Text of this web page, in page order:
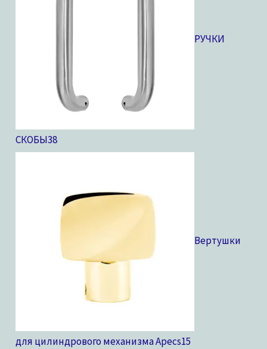
РУЧКИ
СКОБЫ38
Вертушки
для цилиндрового механизма Apecs15